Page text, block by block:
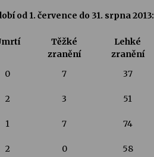
od 1. července do 31. srpna 2013:
Těžké
zranění
Lehké
zranění
0 7 37
2 3 51
1 7 74
2 0 58